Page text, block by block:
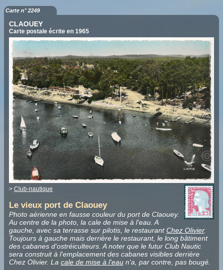
Carte n° 2249
CLAOUEY
Carte postale écrite en 1965
> Club-nautique
Le vieux port de Claouey
Photo aérienne en fausse couleur du port de Claouey.
Au centre de la photo, la cale de mise à l'eau. A
gauche, avec sa terrasse sur pilotis, le restaurantChez Olivier.
Toujours à gauche mais derrière le restaurant, le long bâtiment
des cabanes d'ostréiculteurs. A noter que le futur Club Nautic
sera construit à l'emplacement des cabanes visibles derrière
Chez Olivier. La cale de mise à l'eau n'a, par contre, pas bougé.